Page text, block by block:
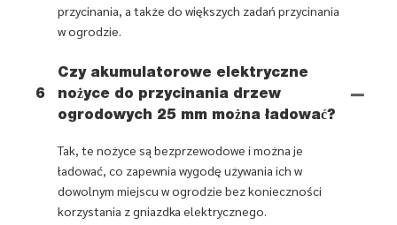
przycinania, a także do większych zadań przycinania
w ogrodzie.
6
Czy akumulatorowe elektryczne
nożyce do przycinania drzew
ogrodowych 25 mm można ładować?
Tak, te nożyce są bezprzewodowe i można je
ładować, co zapewnia wygodę używania ich w
dowolnym miejscu w ogrodzie bez konieczności
korzystania z gniazdka elektrycznego.